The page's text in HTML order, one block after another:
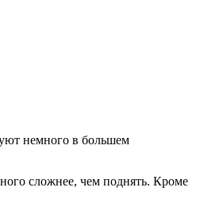
немного в большем
сложнее, чем поднять. Кроме